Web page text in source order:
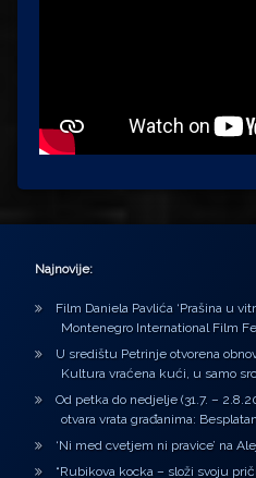
Najnovije:
Film Daniela Pavlića ‘Prašina u
Montenegro International Film
U središtu Petrinje otvorena
Kultura vraćena kući, u samo
Od petka do nedjelje (31.7. –
otvara vrata građanima:
‘Ni med cvetjem ni pravice’ na
“Rubikova kocka – složi svoju